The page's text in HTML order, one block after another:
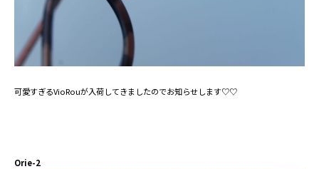
可愛すぎるVioRouが入荷してきましたのでお知らせします♡♡
Orie-2